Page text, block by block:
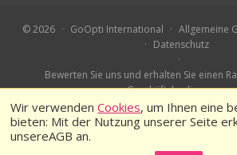
Wir verwendenCookies, um Ihnen eine
bieten: Mit der Nutzung unserer Seite
unsereAGB an.
© 2026 GoOpti International
Allgemeine
Datenschutz
Bewerten Sie uns und erhalten Sie einen
Geschäftsbedingungen
Buchen Sie im Voraus –